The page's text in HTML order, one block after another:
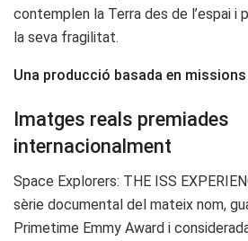
contemplen la Terra des de l’espai i
la seva fragilitat.
Una producció basada en missions
Imatges reals premiades
internacionalment
Space Explorers: THE ISS
sèrie documental del mateix nom,
Primetime Emmy Award i